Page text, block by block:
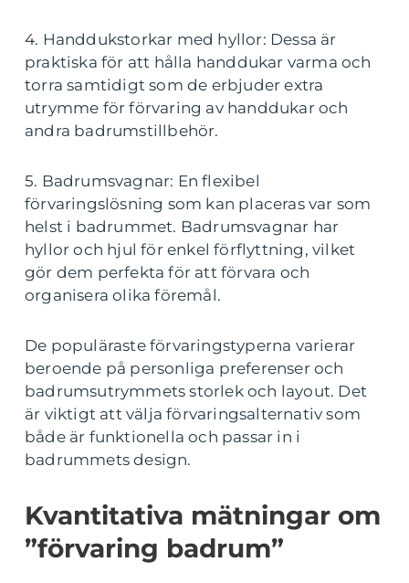
4. Handdukstorkar med hyllor: Dessa är
praktiska för att hålla handdukar varma och
torra samtidigt som de erbjuder extra
utrymme för förvaring av handdukar och
andra badrumstillbehör.
5. Badrumsvagnar: En flexibel
förvaringslösning som kan placeras var som
helst i badrummet. Badrumsvagnar har
hyllor och hjul för enkel förflyttning, vilket
gör dem perfekta för att förvara och
organisera olika föremål.
De populäraste förvaringstyperna varierar
beroende på personliga preferenser och
badrumsutrymmets storlek och layout. Det
är viktigt att välja förvaringsalternativ som
både är funktionella och passar in i
badrummets design.
Kvantitativa mätningar om
”förvaring badrum”